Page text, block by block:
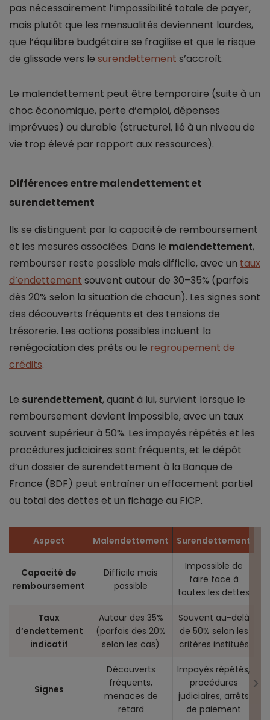
pas nécessairement l’impossibilité totale de payer,
mais plutôt que les mensualités deviennent lourdes,
que l’équilibre budgétaire se fragilise et que le risque
de glissade vers le surendettement s’accroît.
Le malendettement peut être temporaire (suite à un
choc économique, perte d’emploi, dépenses
imprévues) ou durable (structurel, lié à un niveau de
vie trop élevé par rapport aux ressources).
Différences entre malendettement et
surendettement
Ils se distinguent par la capacité de remboursement
et les mesures associées. Dans le malendettement,
rembourser reste possible mais difficile, avec un taux
d’endettement souvent autour de 30–35% (parfois
dès 20% selon la situation de chacun). Les signes sont
des découverts fréquents et des tensions de
trésorerie. Les actions possibles incluent la
renégociation des prêts ou le regroupement de
crédits.
Le surendettement, quant à lui, survient lorsque le
remboursement devient impossible, avec un taux
souvent supérieur à 50%. Les impayés répétés et les
procédures judiciaires sont fréquents, et le dépôt
d’un dossier de surendettement à la Banque de
France (BDF) peut entraîner un effacement partiel
ou total des dettes et un fichage au FICP.
Aspect Malendettement Surendettement
Capacité de
remboursement
Difficile mais
possible
Impossible de
faire face à
toutes les dettes
Taux
d’endettement
indicatif
Autour des 35%
(parfois des 20%
selon les cas)
Souvent au-delà
de 50% selon les
critères institués
Signes
Découverts
fréquents,
menaces de
retard
Impayés répétés,
procédures
judiciaires, arrêts
de paiement